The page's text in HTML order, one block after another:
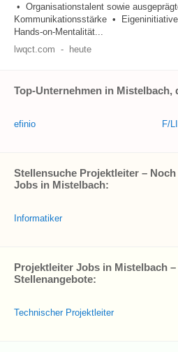
• Organisationstalent sowie
Kommunikationsstärke •
Hands-on-Mentalität...
lwqct.com - heute
Top-Unternehmen in Mistelbach,
efinio F/
Stellensuche Projektleiter –
Jobs in Mistelbach:
Informatiker
Projektleiter Jobs in Mistelbach
Stellenangebote:
Technischer Projektleiter